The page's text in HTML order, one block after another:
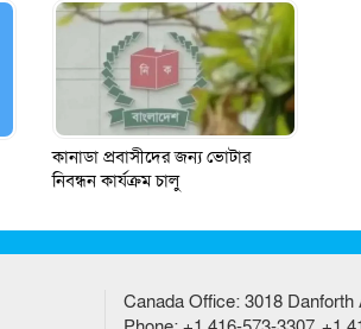
কানাডা প্রবাসীদের জন্য ভোটার
নিবন্ধন কার্যক্রম চালু
Canada Office: 3018 Danforth